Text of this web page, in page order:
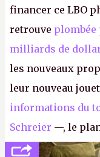
financer ce LBO
retrouve plombée
milliards de
les nouveaux
leur nouveau
informations du
Schreier —, le
réductions de